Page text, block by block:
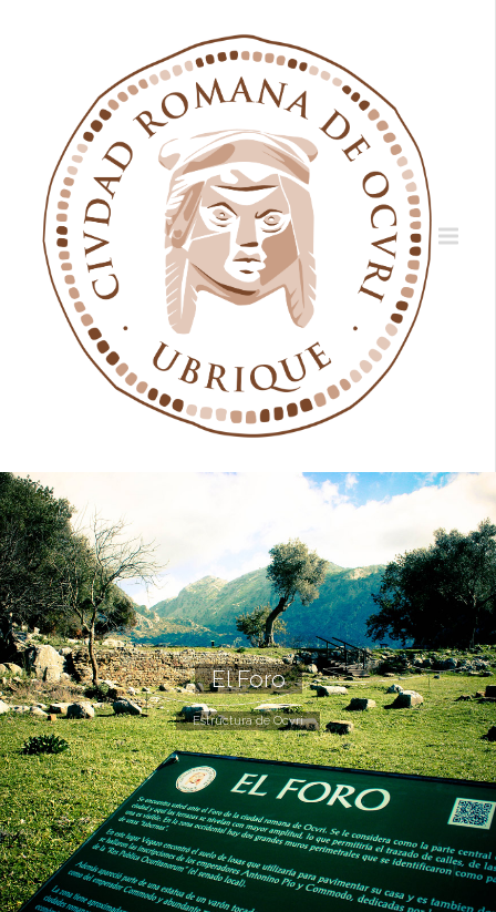
El Foro
Estructura de Ocvri